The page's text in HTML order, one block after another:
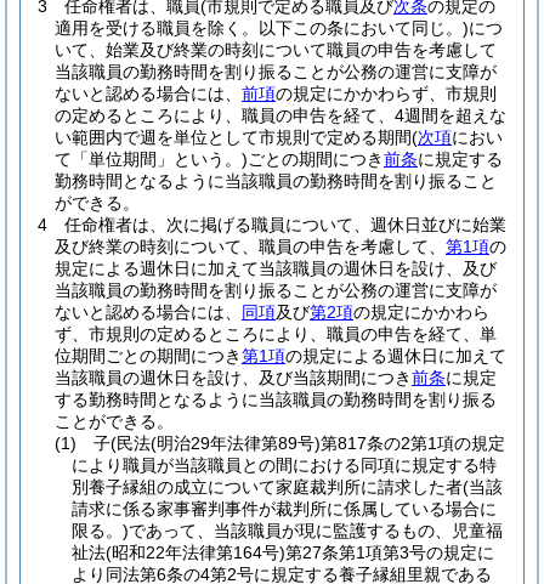
3
任命権者は、職員(市規則で定める職員及び次条の規定の
適用を受ける職員を除く。以下この条において同じ。)につ
いて、始業及び終業の時刻について職員の申告を考慮して
当該職員の勤務時間を割り振ることが公務の運営に支障が
ないと認める場合には、 前項の規定にかかわらず、市規則
の定めるところにより、職員の申告を経て、4週間を超えな
い範囲内で週を単位として市規則で定める期間(次項におい
て「単位期間」という。)ごとの期間につき前条に規定する
勤務時間となるように当該職員の勤務時間を割り振ること
ができる。
4
任命権者は、次に掲げる職員について、週休日並びに始業
及び終業の時刻について、職員の申告を考慮して、 第1項の
規定による週休日に加えて当該職員の週休日を設け、及び
当該職員の勤務時間を割り振ることが公務の運営に支障が
ないと認める場合には、 同項及び第2項の規定にかかわら
ず、市規則の定めるところにより、職員の申告を経て、単
位期間ごとの期間につき第1項の規定による週休日に加えて
当該職員の週休日を設け、及び当該期間につき前条に規定
する勤務時間となるように当該職員の勤務時間を割り振る
ことができる。
(1)
子(民法(明治29年法律第89号)第817条の2第1項の規定
により職員が当該職員との間における同項に規定する特
別養子縁組の成立について家庭裁判所に請求した者(当該
請求に係る家事審判事件が裁判所に係属している場合に
限る。)であって、当該職員が現に監護するもの、児童福
祉法(昭和22年法律第164号)第27条第1項第3号の規定に
より同法第6条の4第2号に規定する養子縁組里親である